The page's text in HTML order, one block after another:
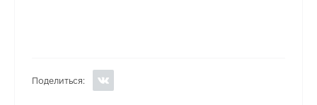
Поделиться: